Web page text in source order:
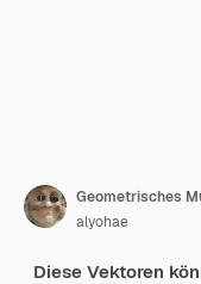
alyohae
Diese Vektoren